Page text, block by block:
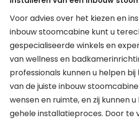
Voor advies over het kiezen en
inbouw stoomcabine kunt u
gespecialiseerde winkels en
van wellness en
professionals kunnen u helpen
van de juiste inbouw
wensen en ruimte, en zij kunnen
gehele installatieproces. Door te